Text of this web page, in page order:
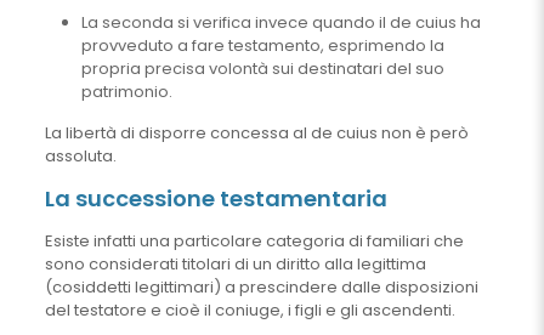
La seconda si verifica invece quando il de cuius ha
provveduto a fare testamento, esprimendo la
propria precisa volontà sui destinatari del suo
patrimonio.
La libertà di disporre concessa al de cuius non è però
assoluta.
La successione testamentaria
Esiste infatti una particolare categoria di familiari che
sono considerati titolari di un diritto alla legittima
(cosiddetti legittimari) a prescindere dalle disposizioni
del testatore e cioè il coniuge, i figli e gli ascendenti.